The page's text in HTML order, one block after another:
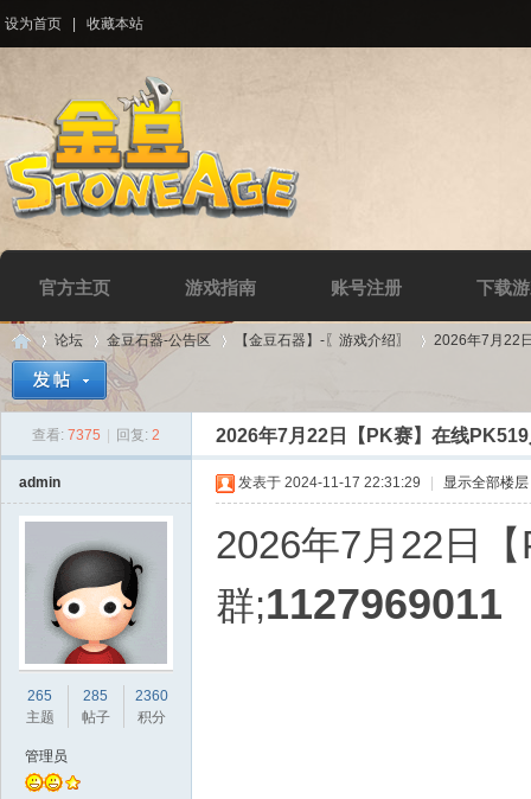
设为首页 收藏本站
官方主页 游戏指南 账号注册 下载
»
论坛
›
金豆石器-公告区 【金豆石器】-〖游戏介绍〗
›
2026年7月22
查看: 7375 回复: 2 2026年7月22日【PK赛】在线
admin
265
主题
285
帖子
2360
积分
管理员
发表于 2024-11-17 22:31:29 显示全部楼层
2026年7月22日
群;1127969011